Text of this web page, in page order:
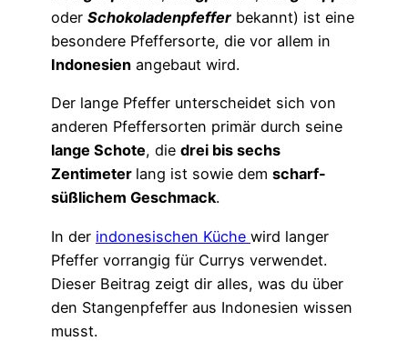
oder Schokoladenpfeffer bekannt) ist eine
besondere Pfeffersorte, die vor allem in
Indonesien angebaut wird.
Der lange Pfeffer unterscheidet sich von
anderen Pfeffersorten primär durch seine
lange Schote, die drei bis sechs
Zentimeter lang ist sowie dem scharf-
süßlichem Geschmack.
In der indonesischen Küche wird langer
Pfeffer vorrangig für Currys verwendet.
Dieser Beitrag zeigt dir alles, was du über
den Stangenpfeffer aus Indonesien wissen
musst.